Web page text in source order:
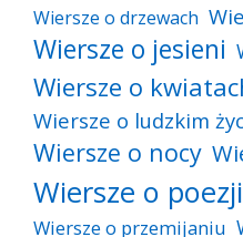
Wiersze o drzewach
Wiersze o jesieni
Wiersze o
Wiersze o ludzkim
Wiersze o nocy
Wiersze o poezji
Wiersze o przemijaniu